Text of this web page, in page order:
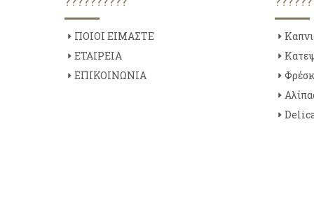
ΠΟΙΟΙ ΕΙΜΑΣΤΕ
ΕΤΑΙΡΕΙΑ
ΕΠΙΚΟΙΝΩΝΙΑ